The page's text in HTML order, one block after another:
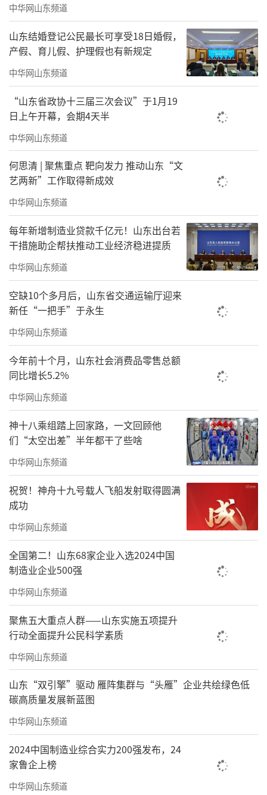
中华网山东频道
山东结婚登记公民最长可享受18日婚假，
产假、育儿假、护理假也有新规定
中华网山东频道
“山东省政协十三届三次会议”于1月19
日上午开幕，会期4天半
中华网山东频道
何思清 | 聚焦重点 靶向发力 推动山东“文
艺两新”工作取得新成效
中华网山东频道
每年新增制造业贷款千亿元！山东出台若
干措施助企帮扶推动工业经济稳进提质
中华网山东频道
空缺10个多月后，山东省交通运输厅迎来
新任“一把手”于永生
中华网山东频道
今年前十个月，山东社会消费品零售总额
同比增长5.2%
中华网山东频道
神十八乘组踏上回家路，一文回顾他
们“太空出差”半年都干了些啥
中华网山东频道
祝贺！神舟十九号载人飞船发射取得圆满
成功
中华网山东频道
全国第二！山东68家企业入选2024中国
制造业企业500强
中华网山东频道
聚焦五大重点人群——山东实施五项提升
行动全面提升公民科学素质
中华网山东频道
山东“双引擎”驱动 雁阵集群与“头雁”企业共绘绿色低
碳高质量发展新蓝图
中华网山东频道
2024中国制造业综合实力200强发布，24
家鲁企上榜
中华网山东频道